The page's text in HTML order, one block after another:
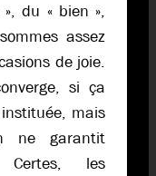
du « bien »,
assez
de joie.
si ça
mais
ne garantit
Certes, les